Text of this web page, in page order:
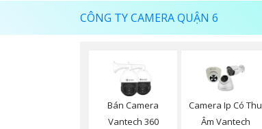
CÔNG TY CAMERA QUẬN 6
Bán Camera
Vantech 360
Camera Ip Có Thu
Âm Vantech